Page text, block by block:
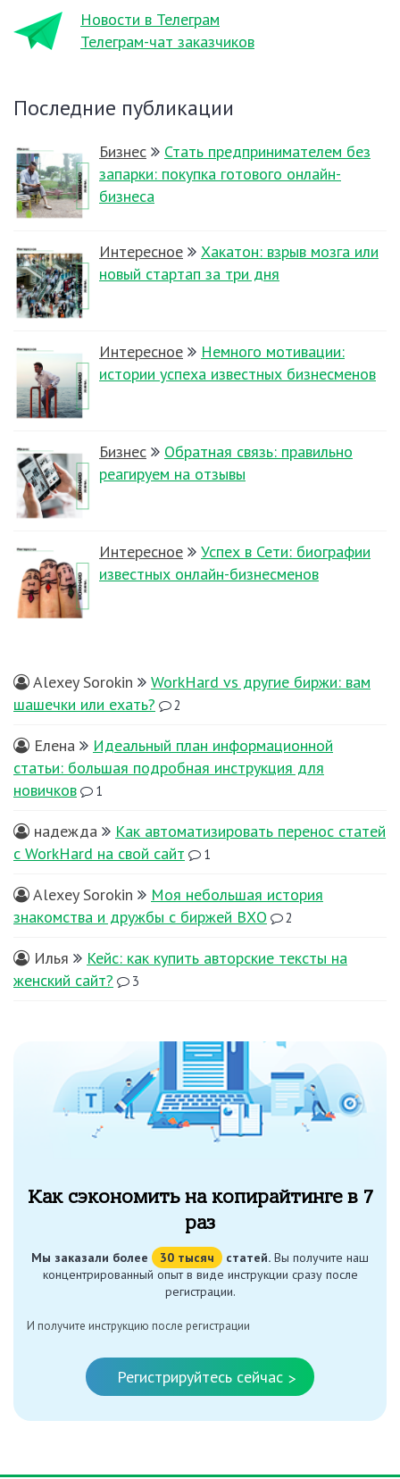
Новости в Телеграм
Телеграм-чат заказчиков
Последние публикации
Бизнес
Стать предпринимателем без
запарки: покупка готового онлайн-
бизнеса
Интересное
Хакатон: взрыв мозга или
новый стартап за три дня
Интересное
Немного мотивации:
истории успеха известных бизнесменов
Бизнес
Обратная связь: правильно
реагируем на отзывы
Интересное
Успех в Сети: биографии
известных онлайн-бизнесменов
Alexey Sorokin
WorkHard vs другие биржи: вам
шашечки или ехать?
2
Елена
Идеальный план информационной
статьи: большая подробная инструкция для
новичков
1
надежда
Как автоматизировать перенос статей
с WorkHard на свой сайт
1
Alexey Sorokin
Моя небольшая история
знакомства и дружбы с биржей ВХО
2
Илья
Кейс: как купить авторские тексты на
женский сайт?
3
Как сэкономить на копирайтинге в 7
раз
Мы заказали более 30 тысяч статей. Вы получите наш
концентрированный опыт в виде инструкции сразу после
регистрации.
И получите инструкцию после регистрации
Регистрируйтесь сейчас >